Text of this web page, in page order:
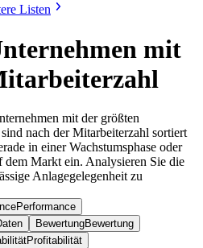
Listen
mit
mit der größten
nach der Mitarbeiterzahl sortiert
in einer Wachstumsphase oder
dem Markt ein. Analysieren Sie die
Anlagegelegenheit zu
Performance
BewertungBewertung
Profitabilität